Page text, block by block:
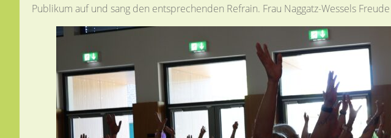
Publikum auf und sang den entsprechenden Refrain. Frau Naggatz-Wessels